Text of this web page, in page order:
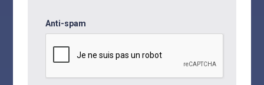
Anti-spam